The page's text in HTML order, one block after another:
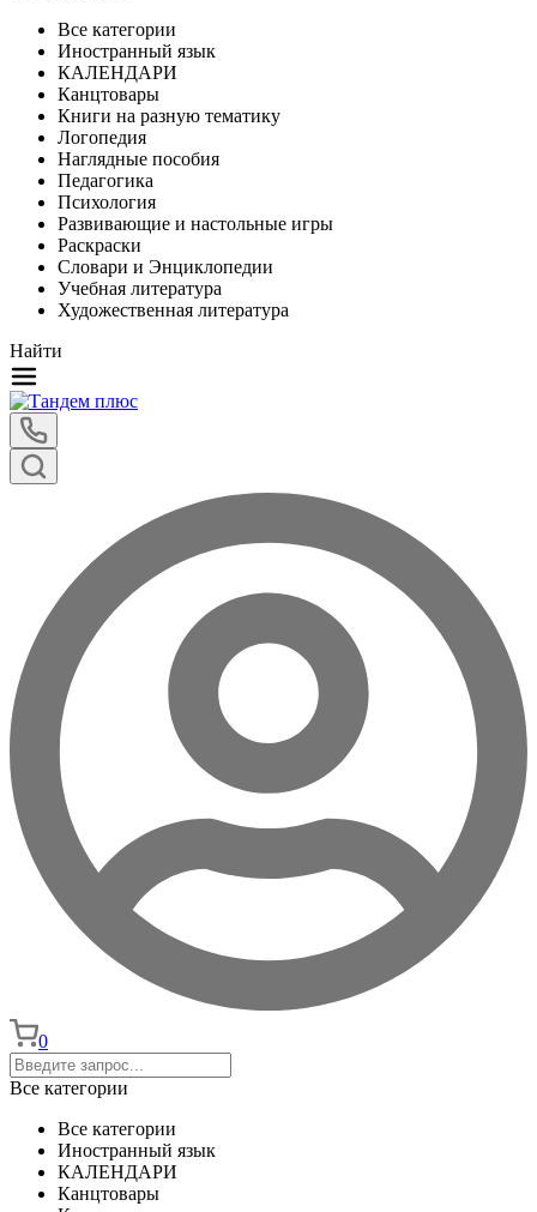
Все категории
Иностранный язык
КАЛЕНДАРИ
Канцтовары
Книги на разную тематику
Логопедия
Наглядные пособия
Педагогика
Психология
Развивающие и настольные игры
Раскраски
Словари и Энциклопедии
Учебная литература
Художественная литература
Найти
0
Все категории
Все категории
Иностранный язык
КАЛЕНДАРИ
Канцтовары